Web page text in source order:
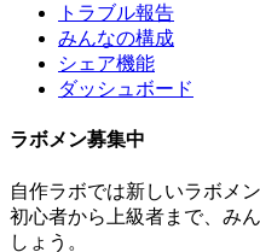
トラブル報告
みんなの構成
シェア機能
ダッシュボード
ラボメン募集中
自作ラボでは新しいラボメン
初心者から上級者まで、み
しょう。